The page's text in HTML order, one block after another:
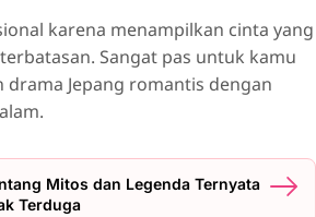
karena menampilkan cinta yang
Sangat pas untuk kamu
Jepang romantis dengan
Mitos dan Legenda Ternyata
Terduga